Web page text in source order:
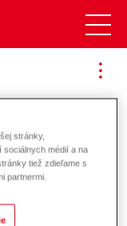
a životné
stránky,
sociálnych médií a na
tiež zdieľame s
partnermi.